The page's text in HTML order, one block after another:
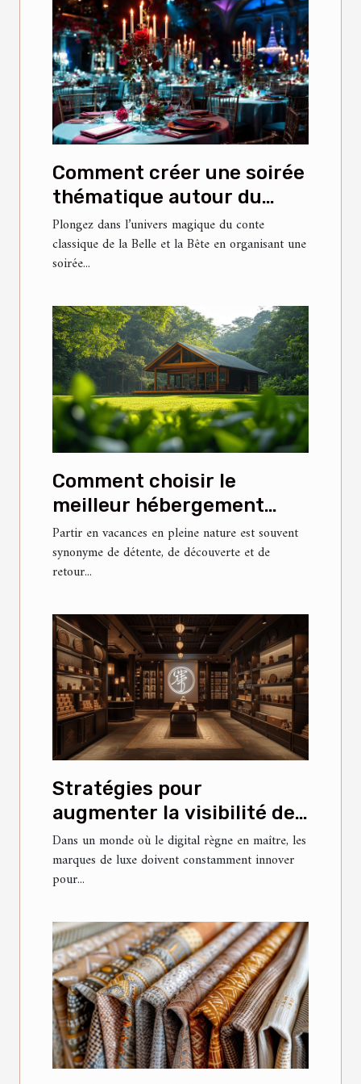
Comment créer une soirée
thématique autour du
conte classique de la Belle
et la Bête ?
Plongez dans l’univers magique du conte
classique de la Belle et la Bête en organisant une
soirée...
Comment choisir le
meilleur hébergement
pour vos vacances en
nature ?
Partir en vacances en pleine nature est souvent
synonyme de détente, de découverte et de
retour...
Stratégies pour
augmenter la visibilité des
marques de luxe sur les
réseaux sociaux chinois
Dans un monde où le digital règne en maître, les
marques de luxe doivent constamment innover
pour...